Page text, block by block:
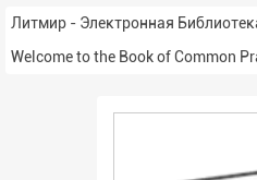
Литмир - Электронная
Welcome to the Book of Common